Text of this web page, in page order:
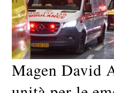
Magen David